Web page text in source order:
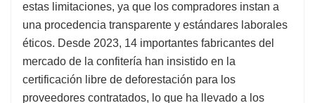
estas limitaciones, ya que los compradores instan a
una procedencia transparente y estándares laborales
éticos. Desde 2023, 14 importantes fabricantes del
mercado de la confitería han insistido en la
certificación libre de deforestación para los
proveedores contratados, lo que ha llevado a los